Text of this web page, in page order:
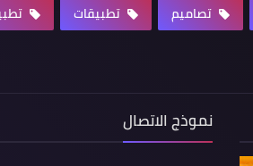
تصاميم تطبيقات
نموذج الاتصال